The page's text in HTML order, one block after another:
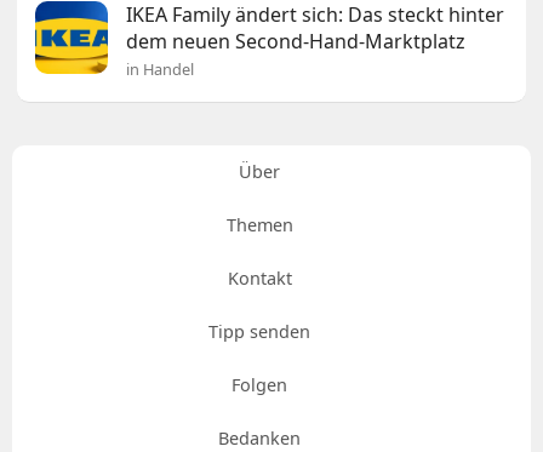
IKEA Family ändert sich: Das steckt hinter
dem neuen Second-Hand-Marktplatz
in Handel
Über
Themen
Kontakt
Tipp senden
Folgen
Bedanken